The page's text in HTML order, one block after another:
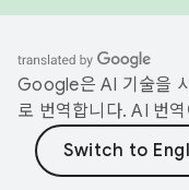
Google은 AI 기술을
로 번역합니다. AI 번